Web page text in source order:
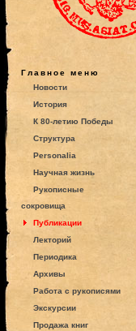
Главное меню
Новости
История
К 80-летию Победы
Структура
Personalia
Научная жизнь
Рукописные
сокровища
Публикации
Лекторий
Периодика
Архивы
Работа с рукописями
Экскурсии
Продажа книг